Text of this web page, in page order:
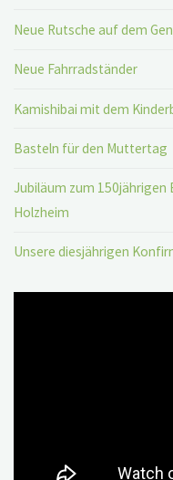
Neue Rutsche auf dem
Neue Fahrradständer
Kamishibai mit dem
Basteln für den Muttertag
Jubiläum zum 150jährigen
Holzheim
Unsere diesjährigen